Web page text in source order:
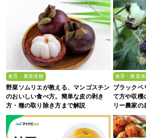
食育・農業体験
野菜ソムリエが教える、マンゴスチン
のおいしい食べ方。簡単な皮の剥き
方・種の取り除き方まで解説
食育・農業
ブラックベ
て方や収穫
リー農家の